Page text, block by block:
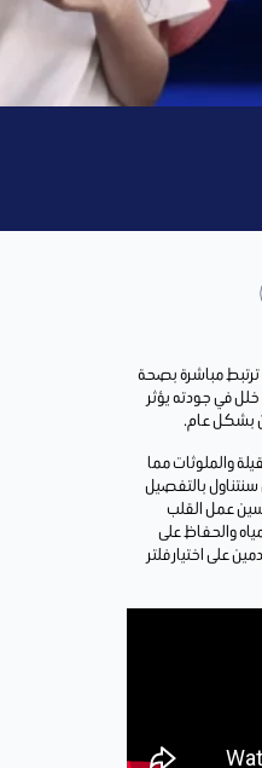
ترتبط مباشرة بصحة
خلل في جودته يؤثر
بشكل عام.
والملوثات مما
بالتفصيل
عمل القلب
والحفاظ على
على اختيار فلتر